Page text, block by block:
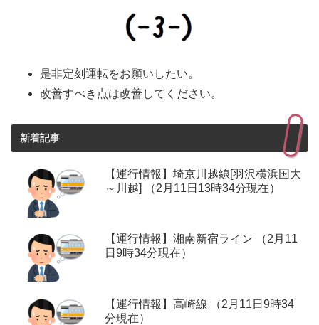
是非定刻運転をお願いしたい。
改善すべき点は改善してください。
新着記事
【運行情報】埼京川越線[羽沢横浜国大
～川越] （2月11日13時34分現在）
【運行情報】湘南新宿ライン （2月11
日9時34分現在）
【運行情報】高崎線 （2月11日9時34
分現在）